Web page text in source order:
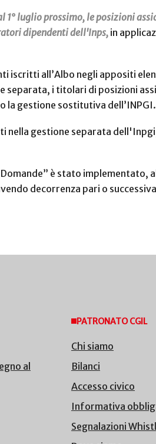
1° luglio prossimo, le posizioni
dipendenti dell'Inps, in
iscritti all’Albo negli appositi
separata, i titolari di posizioni
la gestione sostitutiva dell’INPGI.
nella gestione separata
è stato implementato,
decorrenza pari o
al
PATRONATO CGIL
Chi siamo
Bilanci
Accesso civico
Informativa
Segnalazioni